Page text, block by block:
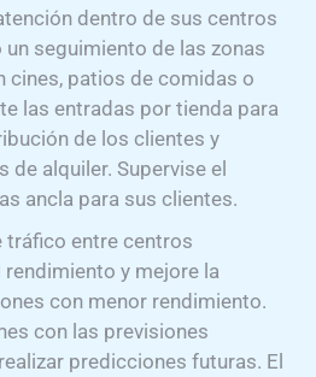
dentro de sus centros
seguimiento de las zonas
cines, patios de comidas o
las entradas por tienda para
de los clientes y
alquiler. Supervise el
ancla para sus clientes.
tráfico entre centros
y mejore la
con menor rendimiento.
con las previsiones
predicciones futuras. El